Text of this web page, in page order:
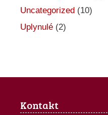
Uncategorized (10)
Uplynulé (2)
Kontakt